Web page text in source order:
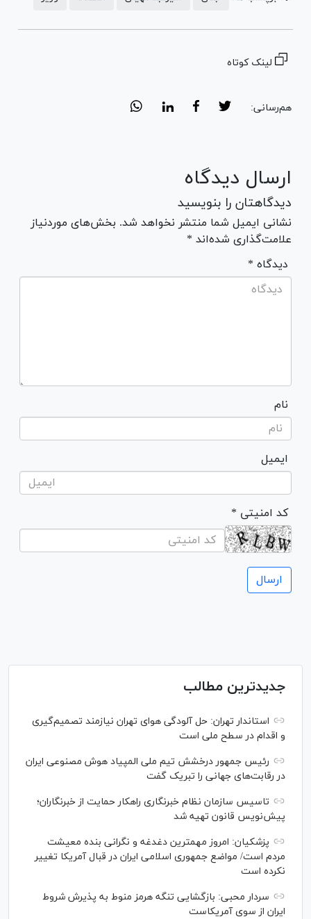
لینک کوتاه
هم‌رسانی:
ارسال دیدگاه
دیدگاهتان را بنویسید
نشانی ایمیل شما منتشر نخواهد شد. بخش‌های موردنیاز
علامت‌گذاری شده‌اند *
* دیدگاه
نام
ایمیل
* کد امنیتی
جدیدترین مطالب
استاندار تهران: حل آلودگی هوای تهران نیازمند تصمیم‌گیری
و اقدام در سطح ملی است
رئیس جمهور درخشش تیم ملی المپیاد هوش مصنوعی ایران
در رقابت‌های جهانی را تبریک گفت
تاسیس سازمان نظام خبرنگاری راهکار حمایت از خبرنگاران؛
پیش‌نویس قانون تهیه شد
پزشکیان: امروز مهمترین دغدغه و نگرانی بنده معیشت
مردم است/ مواضع جمهوری اسلامی ایران در قبال آمریکا تغییر
نکرده است
سردار محبی: بازگشایی تنگه هرمز منوط به پذیرش شروط
ایران از سوی آمریکاست